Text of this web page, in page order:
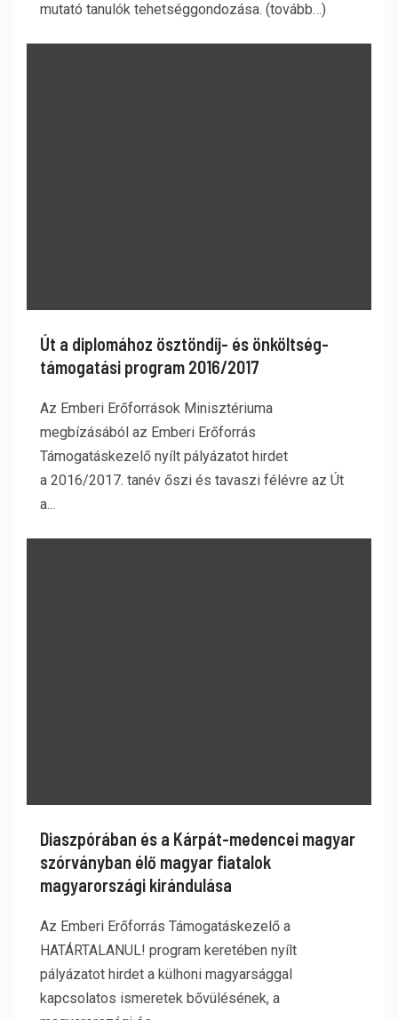
mutató tanulók tehetséggondozása. (tovább…)
Út a diplomához ösztöndíj- és önköltség-
támogatási program 2016/2017
Az Emberi Erőforrások Minisztériuma
megbízásából az Emberi Erőforrás
Támogatáskezelő nyílt pályázatot hirdet
a 2016/2017. tanév őszi és tavaszi félévre az Út
a...
Diaszpórában és a Kárpát-medencei magyar
szórványban élő magyar fiatalok
magyarországi kirándulása
Az Emberi Erőforrás Támogatáskezelő a
HATÁRTALANUL! program keretében nyílt
pályázatot hirdet a külhoni magyarsággal
kapcsolatos ismeretek bővülésének, a